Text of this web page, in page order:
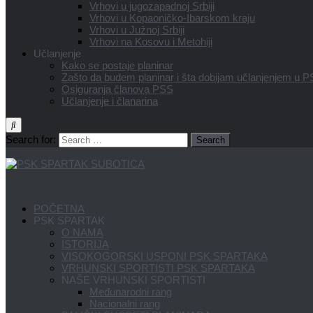
Vrhovi u jugozapadnoj Srbiji
Vrhovi u Kopaoničko-Ibarskom kraju
Vrhovi u Južnoj Srbiji
Vrhovi na Kosovu i Metohiji
Učlanjenje
Kako se postaje planinar
Zašto da budem planinar i šta dobijam učlanjenjem u
Osiguranja članova PSS
Učlanjenje i članarina
Search for:
POČETNA
PSK SPARTAK
O NAMA
ISTORIJA
VISOKOGORSKI USPONI PSK SPARTAKA
VRHUNSKI SPORTISTI PSK SPARTAKA
NAŠE VRHUNSKI SPORTISTI
Međunarodni rang
Nacionalni rang